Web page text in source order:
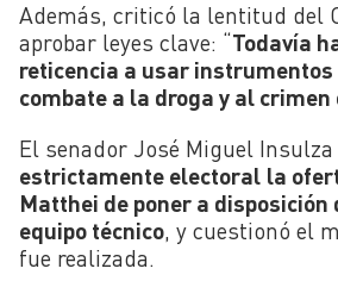
Además, criticó la lentitud del
aprobar leyes clave: “Todavía
reticencia a usar instrumentos
combate a la droga y al
El senador José Miguel
estrictamente electoral la
Matthei de poner a disposición
equipo técnico, y cuestionó el
fue realizada.